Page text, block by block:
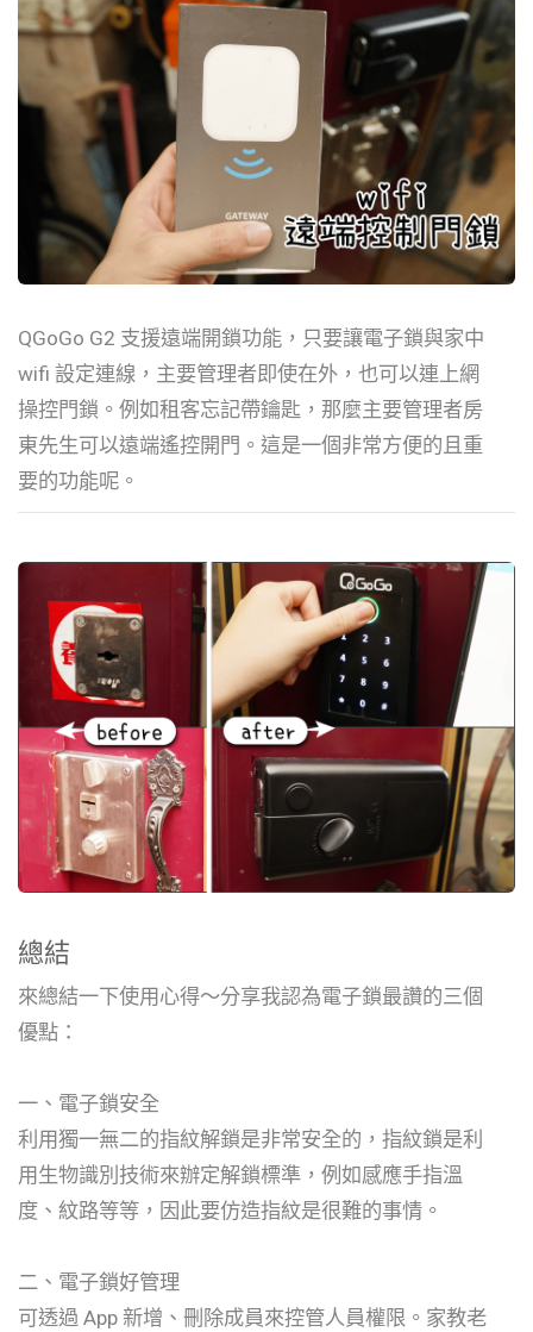
QGoGo G2 支援遠端開鎖功能，只要讓電子鎖與家中
wifi 設定連線，主要管理者即使在外，也可以連上網
操控門鎖。例如租客忘記帶鑰匙，那麼主要管理者房
東先生可以遠端遙控開門。這是一個非常方便的且重
要的功能呢。
總結
來總結一下使用心得～分享我認為電子鎖最讚的三個
優點：
一、電子鎖安全
利用獨一無二的指紋解鎖是非常安全的，指紋鎖是利
用生物識別技術來辦定解鎖標準，例如感應手指溫
度、紋路等等，因此要仿造指紋是很難的事情。
二、電子鎖好管理
可透過 App 新增、刪除成員來控管人員權限。家教老